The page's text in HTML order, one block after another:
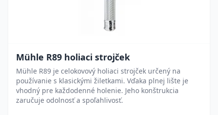
Mühle R89 holiaci strojček
Mühle R89 je celokovový holiaci strojček určený na
používanie s klasickými žiletkami. Vďaka plnej lište je
vhodný pre každodenné holenie. Jeho konštrukcia
zaručuje odolnosť a spoľahlivosť.